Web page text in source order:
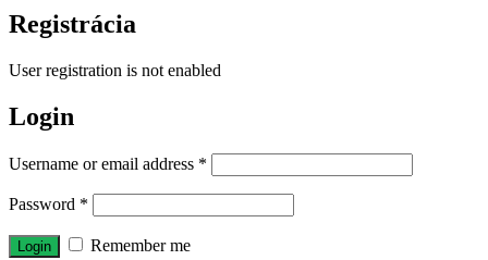
Registrácia
User registration is not enabled
Login
Username or email address *
Password *
Remember me